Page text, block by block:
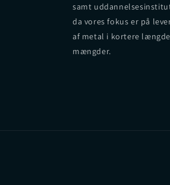
samt
da vores fokus er på
af metal i kortere
mængder.